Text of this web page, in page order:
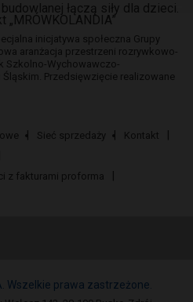
łączą siły dla dzieci.
inicjatywa społeczna Grupy
aranżacja przestrzeni rozrywkowo-
Szkolno-Wychowawczo-
Przedsięwzięcie realizowane
Sieć sprzedaży
Kontakt
z fakturami proforma
Wszelkie prawa zastrzeżone.